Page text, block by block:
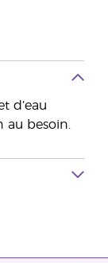
d’eau
au besoin.